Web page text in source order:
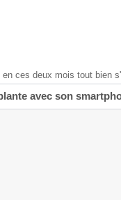
ces deux mois tout bien
avec son